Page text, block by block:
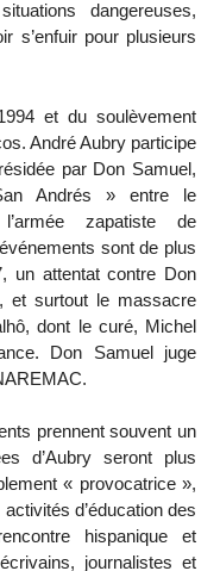
dangereuses,
s’enfuir pour plusieurs
et du soulèvement
André Aubry participe
par Don Samuel,
Andrés » entre le
zapatiste de
sont de plus
un attentat contre Don
et surtout le massacre
dont le curé, Michel
Don Samuel juge
prennent souvent un
d’Aubry seront plus
« provocatrice »,
d’éducation des
hispanique et
journalistes et